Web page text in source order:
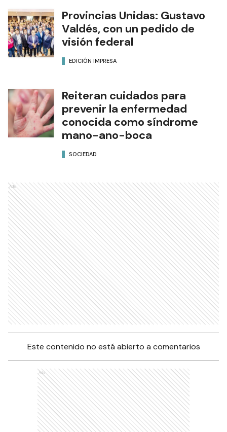
Provincias Unidas: Gustavo
Valdés, con un pedido de
visión federal
EDICIÓN IMPRESA
Reiteran cuidados para
prevenir la enfermedad
conocida como síndrome
mano-ano-boca
SOCIEDAD
Ads
Este contenido no está abierto a comentarios
Ads